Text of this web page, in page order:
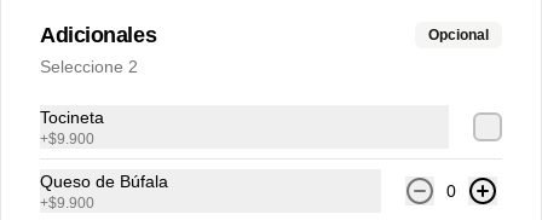
$43.000
Adicionales Opcional
Seleccione 2
Tocineta
+$9.900
Queso de Búfala
+$9.900
0